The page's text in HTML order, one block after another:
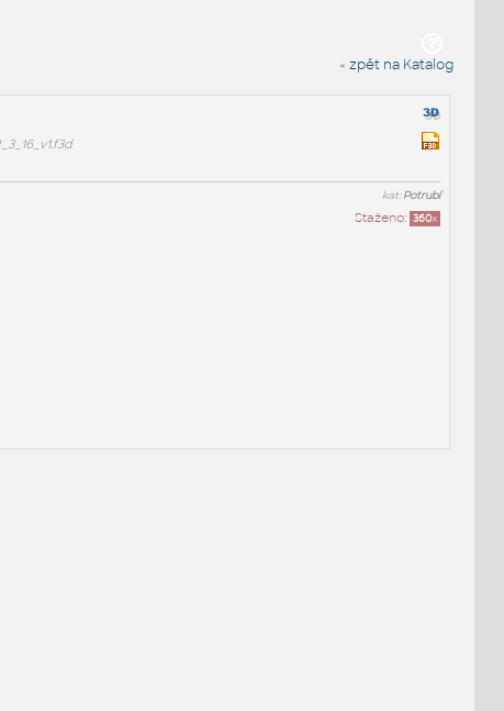
« zpět na Katalog
kat:Potrubí
Staženo: 360x